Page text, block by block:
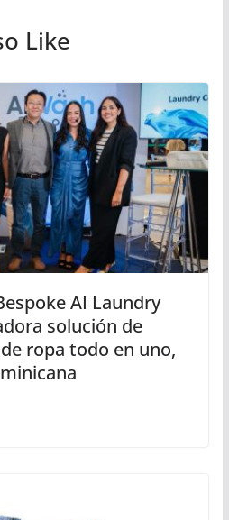
Like
AI Laundry
solución de
ropa todo en uno,